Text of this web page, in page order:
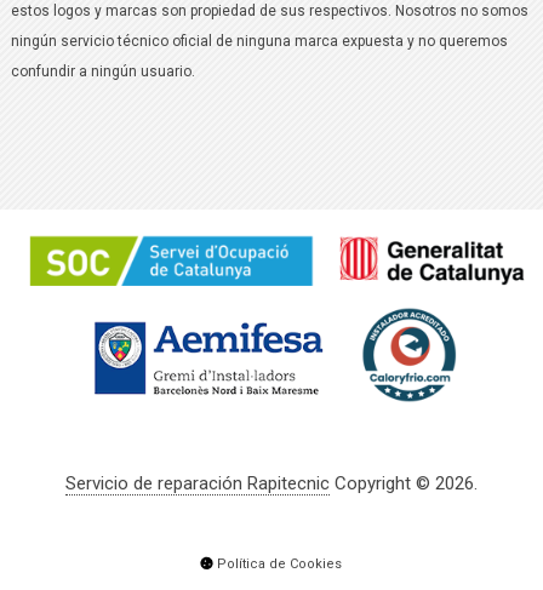
estos logos y marcas son propiedad de sus respectivos. Nosotros no somos
ningún servicio técnico oficial de ninguna marca expuesta y no queremos
confundir a ningún usuario.
Servicio de reparación RapitecnicCopyright © 2026.
Política de Cookies